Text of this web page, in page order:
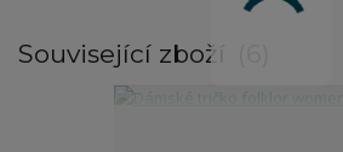
Související zboží